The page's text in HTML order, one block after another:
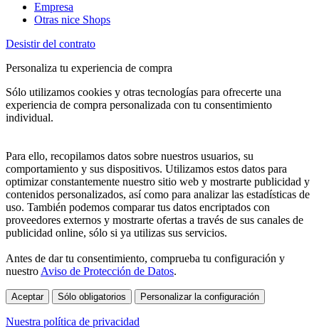
Empresa
Otras nice Shops
Desistir del contrato
Personaliza tu experiencia de compra
Sólo utilizamos cookies y otras tecnologías para ofrecerte una
experiencia de compra personalizada con tu consentimiento
individual.
Para ello, recopilamos datos sobre nuestros usuarios, su
comportamiento y sus dispositivos. Utilizamos estos datos para
optimizar constantemente nuestro sitio web y mostrarte publicidad y
contenidos personalizados, así como para analizar las estadísticas de
uso. También podemos comparar tus datos encriptados con
proveedores externos y mostrarte ofertas a través de sus canales de
publicidad online, sólo si ya utilizas sus servicios.
Antes de dar tu consentimiento, comprueba tu configuración y
nuestro Aviso de Protección de Datos.
Aceptar Sólo obligatorios Personalizar la configuración
Nuestra política de privacidad